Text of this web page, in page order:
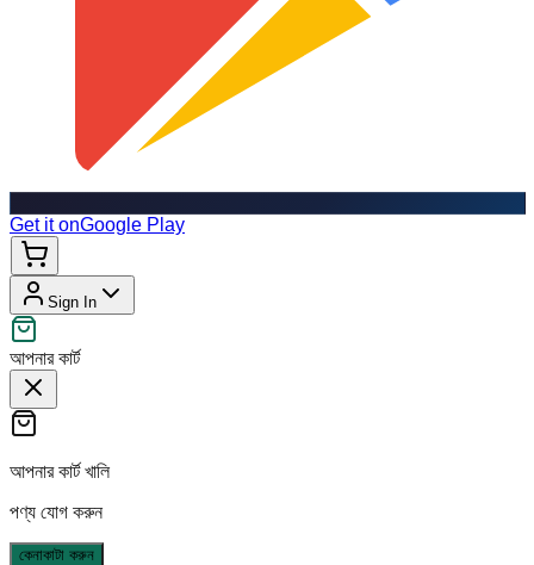
Get it onGoogle Play
Sign In
আপনার কার্ট
আপনার কার্ট খালি
পণ্য যোগ করুন
কেনাকাটা করুন